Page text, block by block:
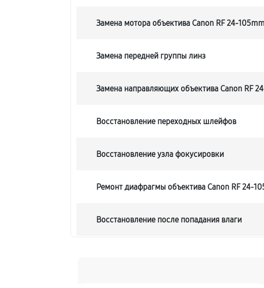
Замена мотора объектива Canon RF
Замена передней группы линз
Замена направляющих объектива Canon RF
Восстановление переходных шлейфов
Восстановление узла фокусировки
Ремонт диафрагмы объектива Canon RF
Восстановление после попадания влаги